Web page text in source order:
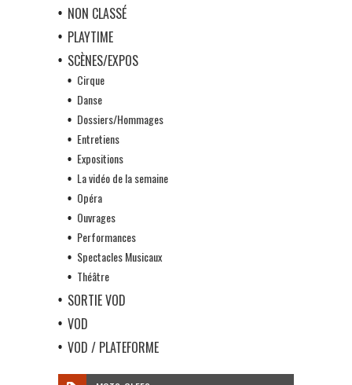
NON CLASSÉ
PLAYTIME
SCÈNES/EXPOS
Cirque
Danse
Dossiers/Hommages
Entretiens
Expositions
La vidéo de la semaine
Opéra
Ouvrages
Performances
Spectacles Musicaux
Théâtre
SORTIE VOD
VOD
VOD / PLATEFORME